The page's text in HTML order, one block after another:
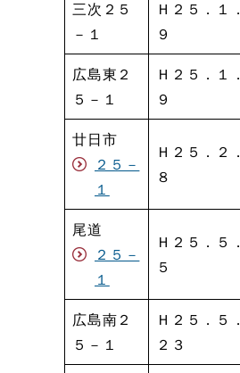
三次２５
－１
Ｈ２５．１．
９
広島東２
５－１
Ｈ２５．１．
９
廿日市
２５－
１
Ｈ２５．２．
８
尾道
２５－
１
Ｈ２５．５．
５
広島南２
５－１
Ｈ２５．５．
２３